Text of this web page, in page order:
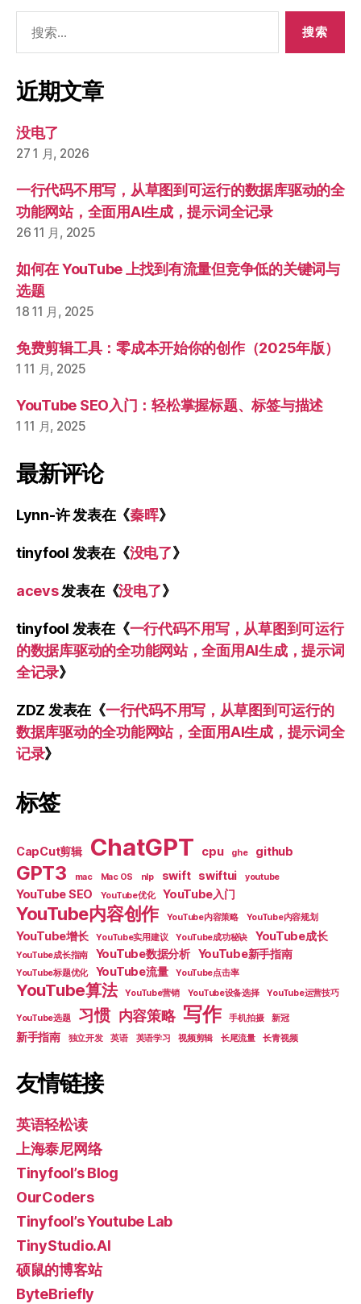
索：
近期文章
没电了
27 1 月, 2026
一行代码不用写，从草图到可运行的数据库驱动的全
功能网站，全面用AI生成，提示词全记录
26 11 月, 2025
如何在 YouTube 上找到有流量但竞争低的关键词与
选题
18 11 月, 2025
免费剪辑工具：零成本开始你的创作（2025年版）
1 11 月, 2025
YouTube SEO入门：轻松掌握标题、标签与描述
1 11 月, 2025
最新评论
Lynn-许发表在《秦晖》
tinyfool 发表在《没电了》
acevs发表在《没电了》
tinyfool 发表在《一行代码不用写，从草图到可运行
的数据库驱动的全功能网站，全面用AI生成，提示词
全记录》
ZDZ 发表在《一行代码不用写，从草图到可运行的
数据库驱动的全功能网站，全面用AI生成，提示词全
记录》
标签
CapCut剪辑 ChatGPT cpu ghe github
GPT3 mac Mac OS nlp swift swiftui youtube
YouTube SEO YouTube优化 YouTube入门
YouTube内容创作 YouTube内容策略 YouTube内容规划
YouTube增长 YouTube实用建议 YouTube成功秘诀 YouTube成长
YouTube成长指南 YouTube数据分析 YouTube新手指南
YouTube标题优化 YouTube流量 YouTube点击率
YouTube算法 YouTube营销 YouTube设备选择 YouTube运营技巧
YouTube选题 习惯 内容策略 写作 手机拍摄 新冠
新手指南 独立开发 英语 英语学习 视频剪辑 长尾流量 长青视频
友情链接
英语轻松读
上海泰尼网络
Tinyfool’s Blog
OurCoders
Tinyfool’s Youtube Lab
TinyStudio.AI
硕鼠的博客站
ByteBriefly